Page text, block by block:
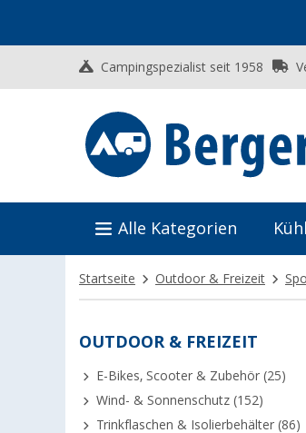
Campingspezialist seit 1958
Alle Kategorien
Startseite Outdoor & Freizeit
OUTDOOR & FREIZEIT
E-Bikes, Scooter & Zubehör (25)
Wind- & Sonnenschutz (152)
Trinkflaschen & Isolierbehälter (86)